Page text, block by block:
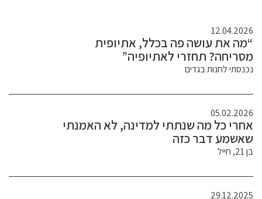
12.04.2026
“מה את עושה פה בכלל, אתיופית
מסריחה? תחזרי לאתיופיה”
נכנסתי לחנות בגדים
05.02.2026
אחרי כל מה שנתתי למדינה, לא האמנתי
שאשמע דבר כזה
בן 21, חייל
29.12.2025